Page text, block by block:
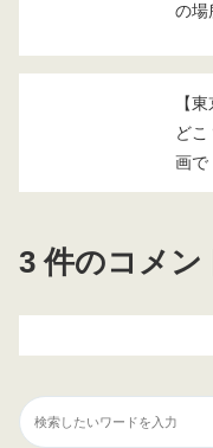
の場
【
ど
画で
3 件のコメン